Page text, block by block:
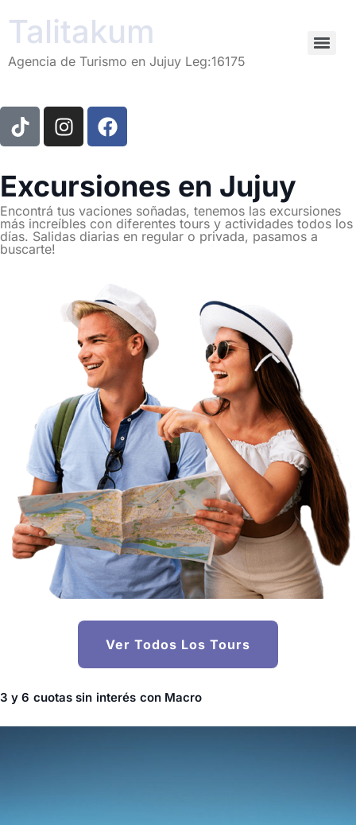
Talitakum
Agencia de Turismo en Jujuy Leg:16175
Excursiones en Jujuy
Encontrá tus vaciones soñadas, tenemos las excursiones
más increíbles con diferentes tours y actividades todos los
días. Salidas diarias en regular o privada, pasamos a
buscarte!
Ver Todos Los Tours
3 y 6 cuotas sin interés con Macro